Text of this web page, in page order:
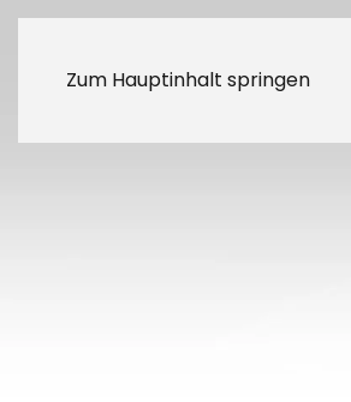
Zum Hauptinhalt springen